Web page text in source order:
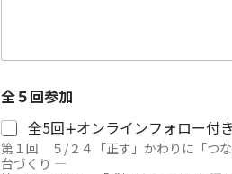
全５回参加
全5回∔オンラインフォロー付き
第１回 ５/２４「正す」かわりに「つ
台づくり ―